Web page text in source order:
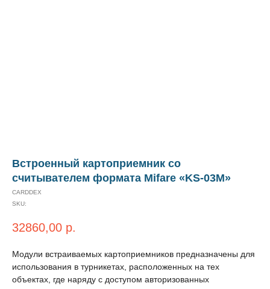
Встроенный картоприемник со
считывателем формата Mifare «KS-03M»
CARDDEX
SKU:
32860,00 р.
Модули встраиваемых картоприемников предназначены для
использования в турникетах, расположенных на тех
объектах, где наряду с доступом авторизованных